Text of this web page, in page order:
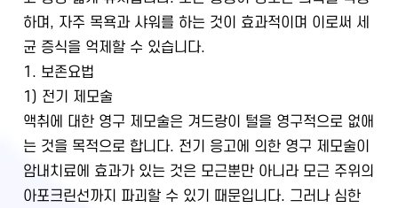
하며, 자주 목욕과 샤워를 하는 것이 효과적이며 이로써 세
균 증식을 억제할 수 있습니다.
1. 보존요법
1) 전기 제모술
액취에 대한 영구 제모술은 겨드랑이 털을 영구적으로 없애
는 것을 목적으로 합니다. 전기 응고에 의한 영구 제모술이
암내치료에 효과가 있는 것은 모근뿐만 아니라 모근 주위의
아포크린선까지 파괴할 수 있기 때문입니다. 그러나 심한